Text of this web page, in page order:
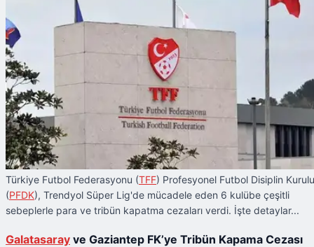
Türkiye Futbol Federasyonu (TFF) Profesyonel Futbol Disiplin Kurulu
(PFDK), Trendyol Süper Lig'de mücadele eden 6 kulübe çeşitli
sebeplerle para ve tribün kapatma cezaları verdi. İşte detaylar...
Galatasaray ve Gaziantep FK’ye Tribün Kapama Cezası